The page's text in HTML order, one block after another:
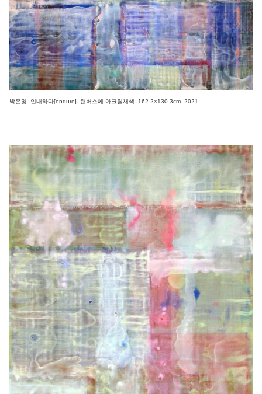
박은영_인내하다[endure]_캔버스에 아크릴채색_162.2×130.3cm_2021